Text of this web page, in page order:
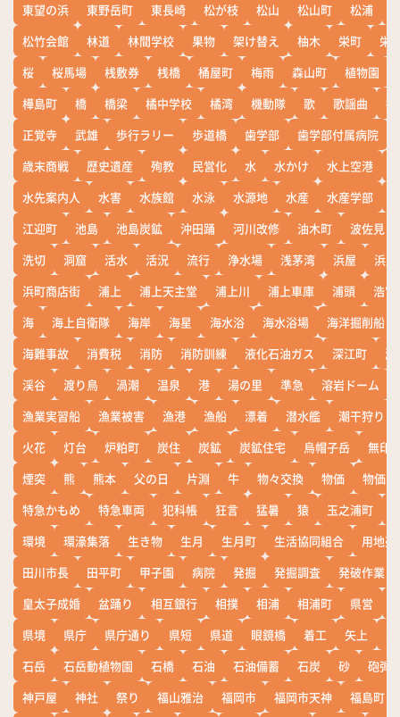
東望の浜 東野岳町 東長崎 松が枝 松山 松山町 松浦
松竹会館
林道 林間学校 果物 架け替え 柚木 栄町
栄
桜
桜馬場 桟敷券 桟橋 桶屋町 梅雨 森山町 植物園
樺島町
橋 橋梁 橘中学校 橘湾 機動隊 歌 歌謡曲
正覚寺
武雄 歩行ラリー 歩道橋 歯学部 歯学部付属病院
歳末商戦
歴史遺産 殉教 民営化 水 水かけ 水上空港
水先案内人
水害 水族館 水泳 水源地 水産 水産学部
江迎町
池島 池島炭鉱 沖田踊 河川改修 油木町
波佐見
洗切
洞窟 活水 活況 流行 浄水場 浅茅湾 浜屋
浜
浜町商店街
浦上 浦上天主堂 浦上川 浦上車庫 浦頭
浩宮
海
海上自衛隊 海岸 海星 海水浴 海水浴場
海洋掘削船
海難事故
消費税 消防 消防訓練 液化石油ガス 深江町
淵
渓谷
渡り鳥 渦潮 温泉 港 湯の里 準急 溶岩ドーム
漁業実習船
漁業被害 漁港 漁船 漂着 潜水艦
潮干狩り
火花
灯台 炉粕町 炭住 炭鉱 炭鉱住宅 烏帽子岳
無印
煙突
熊 熊本 父の日 片淵 牛 物々交換 物価
物価高
特急かもめ
特急車両 犯科帳 狂言 猛暑 猿 玉之浦町
環境
環濠集落 生き物 生月 生月町 生活協同組合
用地売
田川市長
田平町 甲子園 病院 発掘 発掘調査
発破作業
皇太子成婚
盆踊り 相互銀行 相撲 相浦 相浦町 県営
県境
県庁 県庁通り 県短 県道 眼鏡橋 着工 矢上
石岳
石岳動植物園 石橋 石油 石油備蓄 石炭 砂
砲弾
神戸屋
神社 祭り 福山雅治 福岡市 福岡市天神
福島町